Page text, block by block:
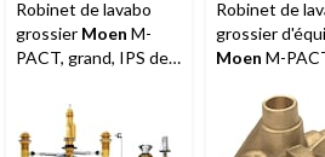
Robinet de lavabo
grossier Moen M-
PACT, grand, IPS de
Robinet de
grossier
Moen M-